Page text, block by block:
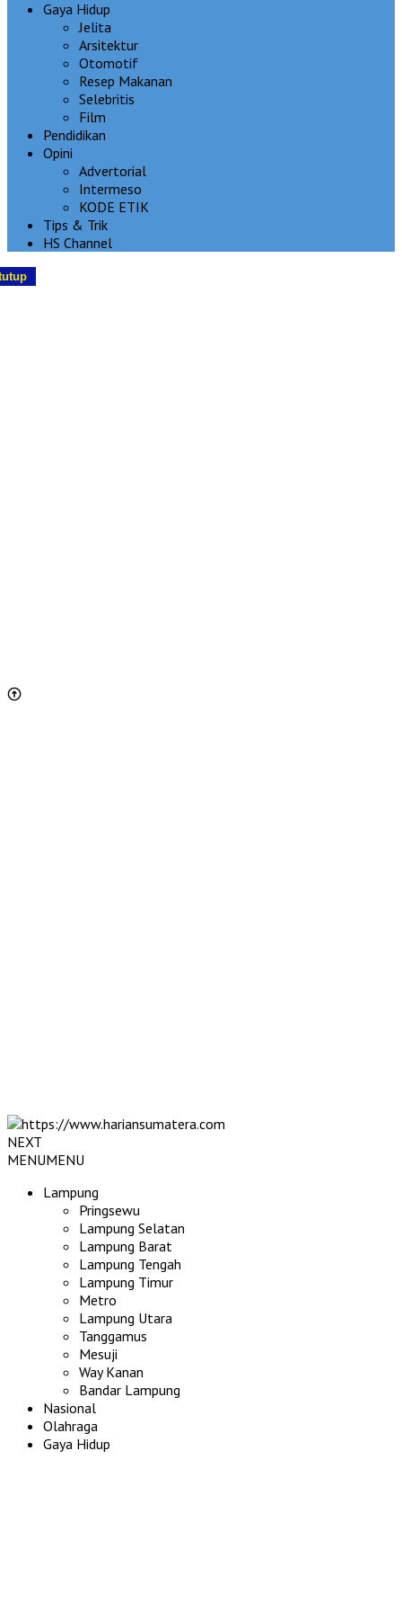
Gaya Hidup
Jelita
Arsitektur
Otomotif
Resep Makanan
Selebritis
Film
Pendidikan
Opini
Advertorial
Intermeso
KODE ETIK
Tips & Trik
HS Channel
NEXT
MENUMENU
Lampung
Pringsewu
Lampung Selatan
Lampung Barat
Lampung Tengah
Lampung Timur
Metro
Lampung Utara
Tanggamus
Mesuji
Way Kanan
Bandar Lampung
Nasional
Olahraga
Gaya Hidup